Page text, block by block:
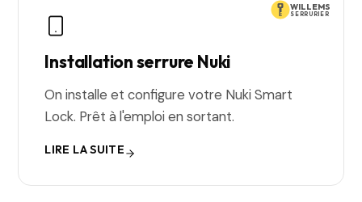
WILLEMS
SERRURIER
Installation serrure Nuki
On installe et configure votre Nuki Smart
Lock. Prêt à l'emploi en sortant.
LIRE LA SUITE